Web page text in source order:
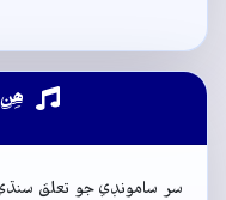
سر سامونڊي جو تعلق